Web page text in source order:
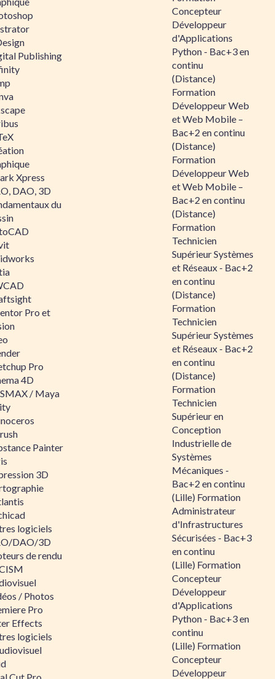
Publishing
Xpress
DAO, 3D
du
Pro et
Pro
4D
/ Maya
Painter
3D
logiciels
DAO/3D
de rendu
/ Photos
Pro
Effects
logiciels
Concepteur
Développeur
d'Applications
Python - Bac+3 en
continu
(Distance)
Formation
Développeur Web
et Web Mobile –
Bac+2 en continu
(Distance)
Formation
Développeur Web
et Web Mobile –
Bac+2 en continu
(Distance)
Formation
Technicien
Supérieur Systèmes
et Réseaux - Bac+2
en continu
(Distance)
Formation
Technicien
Supérieur Systèmes
et Réseaux - Bac+2
en continu
(Distance)
Formation
Technicien
Supérieur en
Conception
Industrielle de
Systèmes
Mécaniques -
Bac+2 en continu
(Lille) Formation
Administrateur
d'Infrastructures
Sécurisées - Bac+3
en continu
(Lille) Formation
Concepteur
Développeur
d'Applications
Python - Bac+3 en
continu
(Lille) Formation
Concepteur
Développeur